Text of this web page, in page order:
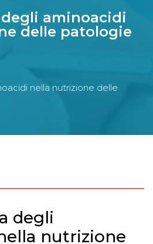
degli aminoacidi
delle patologie
nella nutrizione delle
degli
nutrizione